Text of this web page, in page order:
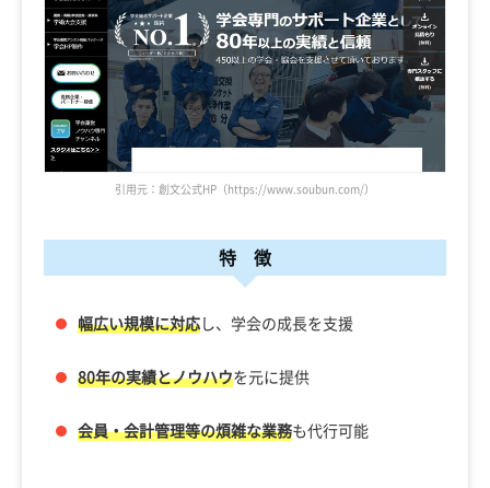
引用元：創文公式HP（https://www.soubun.com/）
特 徴
幅広い規模に対応し、学会の成長を支援
80年の実績とノウハウを元に提供
会員・会計管理等の煩雑な業務も代行可能